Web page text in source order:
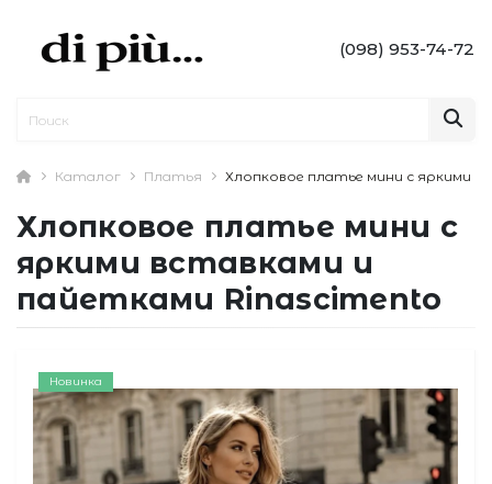
(098) 953-74-72
Каталог Платья Хлопковое платье мини с яркими
Хлопковое платье мини с
яркими вставками и
пайетками Rinascimento
Новинка